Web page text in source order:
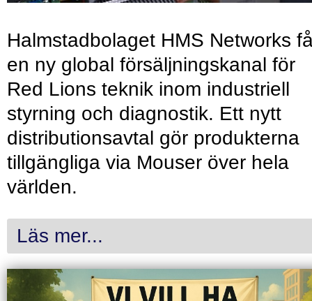
Halmstadbolaget HMS Networks
en ny global försäljningskanal för
Red Lions teknik inom industriell
styrning och diagnostik. Ett nytt
distributionsavtal gör produkterna
tillgängliga via Mouser över hela
världen.
Läs mer...